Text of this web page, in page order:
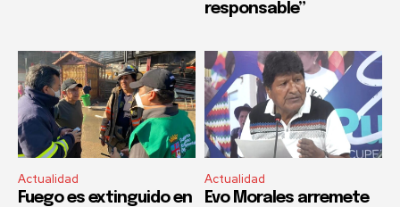
responsable”
Actualidad
Fuego es extinguido en
Actualidad
Evo Morales arremete